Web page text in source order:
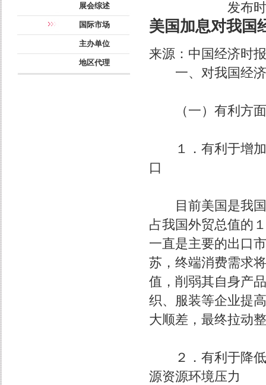
展会综述
国际市场
主办单位
地区代理
发布
美国加息对我国
来源：中国经济时
一、对我国经济
（一）有利方面
１．有利于增加
口
目前美国是我国
占我国外贸总值的
一直是主要的出口
苏，终端消费需求
值，削弱其自身产
织、服装等企业提
大顺差，最终拉动
２．有利于降低
源资源环境压力